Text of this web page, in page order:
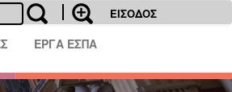
ΕΙΣΟΔΟΣ
ΕΡΓΑ ΕΣΠΑ